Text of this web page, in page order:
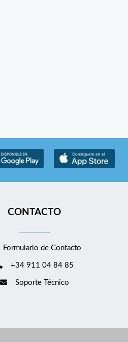
CONTACTO
Formulario de Contacto
+34 911 04 84 85
Soporte Técnico